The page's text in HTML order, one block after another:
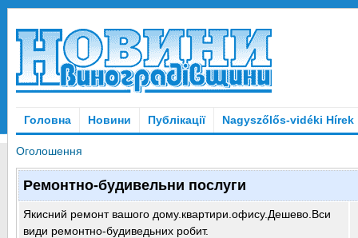
Головна Новини Публікації Nagyszőlős-vidéki Hírek
Оголошення
Ремонтно-будивельни послуги
Якисний ремонт вашого дому.квартири.офису.Дешево.Вси
види ремонтно-будиведьних робит.